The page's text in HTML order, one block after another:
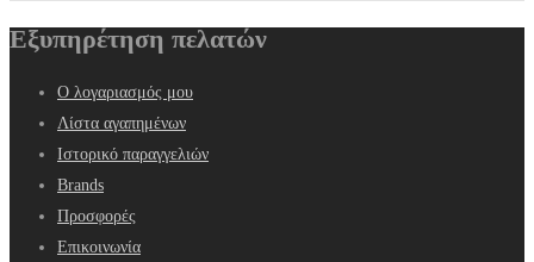
Εξυπηρέτηση πελατών
Ο λογαριασμός μου
Λίστα αγαπημένων
Ιστορικό παραγγελιών
Brands
Προσφορές
Επικοινωνία